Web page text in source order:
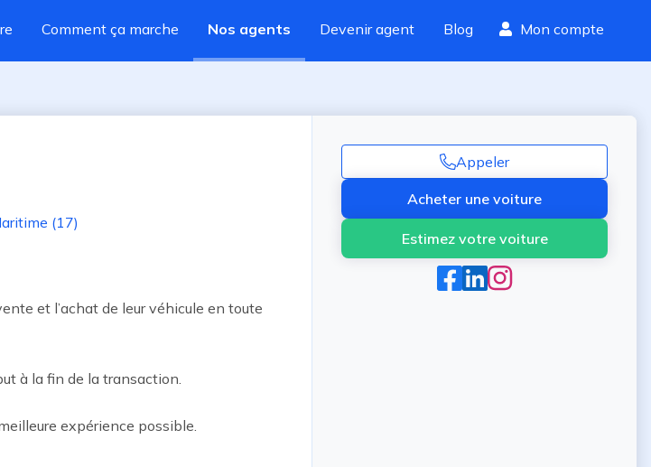
Comment ça marche Nos agents Devenir agent Blog Mon compte
(17)
et l’achat de leur véhicule en toute
à la fin de la transaction.
expérience possible.
Appeler
Acheter une voiture
Estimez votre voiture